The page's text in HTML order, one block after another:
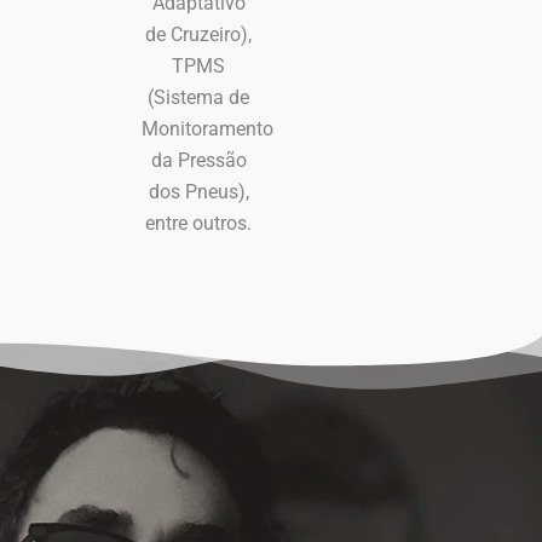
de Cruzeiro),
TPMS
(Sistema de
Monitoramento
da Pressão
dos Pneus),
entre outros.